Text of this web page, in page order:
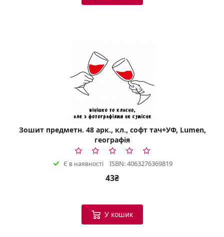
Зошит предметн. 48 арк., кл., софт тач+УФ, Lumen,
географія
Є в наявності ISBN: 4063276369819
43₴
У кошик